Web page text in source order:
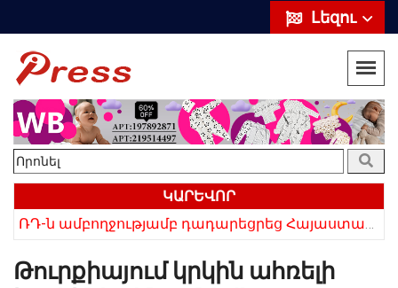
Լեզու
ԿԱՐԵՎՈՐ
Թուրքիայում կրկին ահռելի